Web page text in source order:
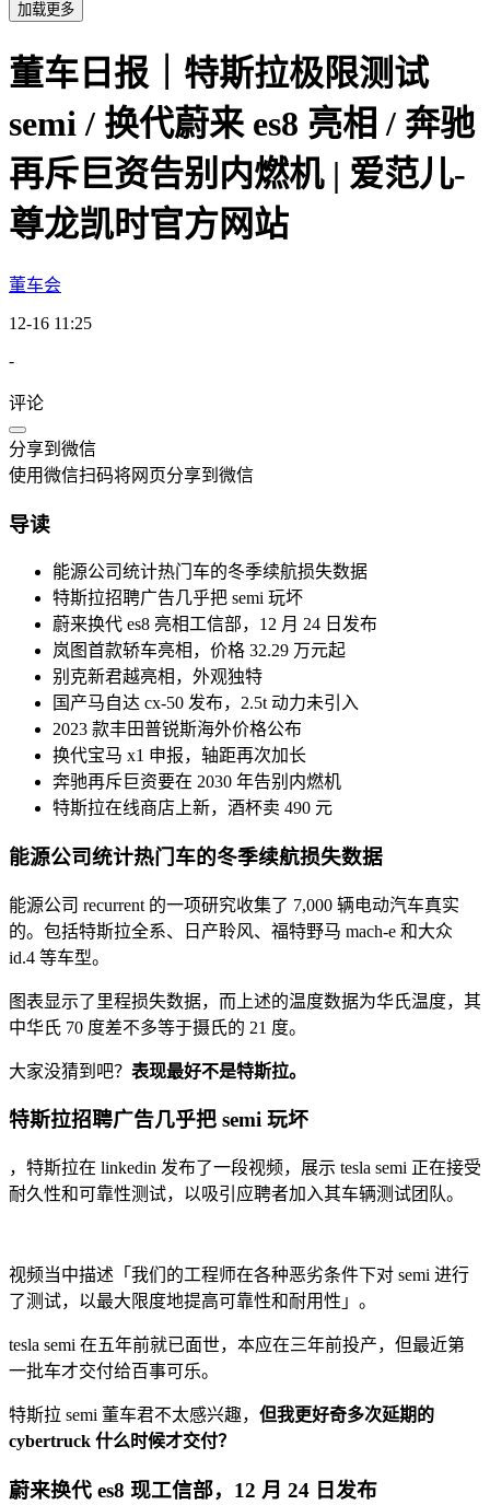
加载更多
董车日报｜特斯拉极限测试
semi / 换代蔚来 es8 亮相 / 奔驰
再斥巨资告别内燃机 | 爱范儿-
尊龙凯时官方网站
董车会
12-16 11:25
-
评论
分享到微信
使用微信扫码将网页分享到微信
导读
能源公司统计热门车的冬季续航损失数据
特斯拉招聘广告几乎把 semi 玩坏
蔚来换代 es8 亮相工信部，12 月 24 日发布
岚图首款轿车亮相，价格 32.29 万元起
别克新君越亮相，外观独特
国产马自达 cx-50 发布，2.5t 动力未引入
2023 款丰田普锐斯海外价格公布
换代宝马 x1 申报，轴距再次加长
奔驰再斥巨资要在 2030 年告别内燃机
特斯拉在线商店上新，酒杯卖 490 元
能源公司统计热门车的冬季续航损失数据
能源公司 recurrent 的一项研究收集了 7,000 辆电动汽车真实
的。包括特斯拉全系、日产聆风、福特野马 mach-e 和大众
id.4 等车型。
图表显示了里程损失数据，而上述的温度数据为华氏温度，其
中华氏 70 度差不多等于摄氏的 21 度。
大家没猜到吧？ 表现最好不是特斯拉。
特斯拉招聘广告几乎把 semi 玩坏
，特斯拉在 linkedin 发布了一段视频，展示 tesla semi 正在接受
耐久性和可靠性测试，以吸引应聘者加入其车辆测试团队。
视频当中描述「我们的工程师在各种恶劣条件下对 semi 进行
了测试，以最大限度地提高可靠性和耐用性」。
tesla semi 在五年前就已面世，本应在三年前投产，但最近第
一批车才交付给百事可乐。
特斯拉 semi 董车君不太感兴趣， 但我更好奇多次延期的
cybertruck 什么时候才交付？
蔚来换代 es8 现工信部，12 月 24 日发布